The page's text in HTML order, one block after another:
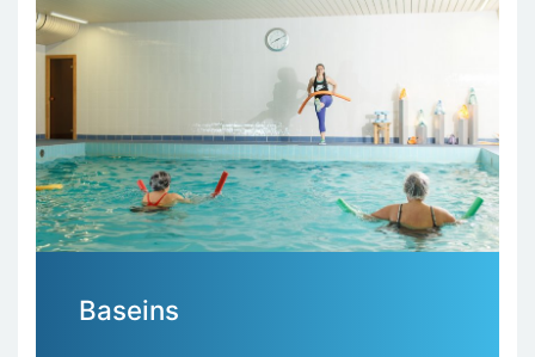
Baseins